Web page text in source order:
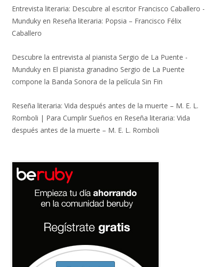
Entrevista literaria: Descubre al escritor Francisco Caballero -
Munduky en Reseña literaria: Popsia – Francisco Félix
Caballero
Descubre la entrevista al pianista Sergio de La Puente -
Munduky en El pianista granadino Sergio de La Puente
compone la Banda Sonora de la película Sin Fin
Reseña literaria: Vida después antes de la muerte – M. E. L.
Romboli | Para Cumplir Sueños en Reseña literaria: Vida
después antes de la muerte – M. E. L. Romboli